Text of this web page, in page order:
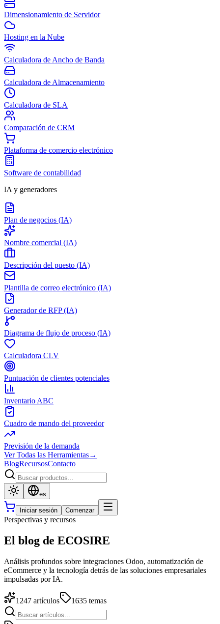
Dimensionamiento de Servidor
Hosting en la Nube
Calculadora de Ancho de Banda
Calculadora de Almacenamiento
Calculadora de SLA
Comparación de CRM
Plataforma de comercio electrónico
Software de contabilidad
IA y generadores
Plan de negocios (IA)
Nombre comercial (IA)
Descripción del puesto (IA)
Plantilla de correo electrónico (IA)
Generador de RFP (IA)
Diagrama de flujo de proceso (IA)
Calculadora CLV
Puntuación de clientes potenciales
Inventario ABC
Cuadro de mando del proveedor
Previsión de la demanda
Ver Todas las Herramientas→
BlogRecursosContacto
es
Iniciar sesión Comenzar
Perspectivas y recursos
El blog de ECOSIRE
Análisis profundos sobre integraciones Odoo, automatización de
eCommerce y la tecnología detrás de las soluciones empresariales
impulsadas por IA.
1247 artículos 1635 temas